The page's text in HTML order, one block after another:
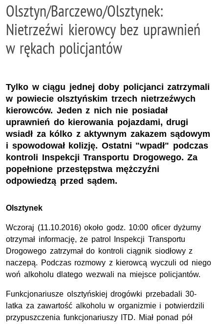
Olsztyn/Barczewo/Olsztynek:
Nietrzeźwi kierowcy bez uprawnień
w rękach policjantów
Tylko w ciągu jednej doby policjanci zatrzymali
w powiecie olsztyńskim trzech nietrzeźwych
kierowców. Jeden z nich nie posiadał
uprawnień do kierowania pojazdami, drugi
wsiadł za kólko z aktywnym zakazem sądowym
i spowodował kolizję. Ostatni "wpadł" podczas
kontroli Inspekcji Transportu Drogowego. Za
popełnione przestępstwa mężczyźni
odpowiedzą przed sądem.
Olsztynek
Wczoraj (11.10.2016) około godz. 10:00 oficer dyżurny
otrzymał informację, że patrol Inspekcji Transportu
Drogowego zatrzymał do kontroli ciągnik siodłowy z
naczepą. Podczas rozmowy z kierowcą wyczuli od niego
woń alkoholu dlatego wezwali na miejsce policjantów.
Funkcjonariusze olsztyńskiej drogówki przebadali 30-
latka za zawartość alkoholu w organizmie i potwierdzili
przypuszczenia funkcjonariuszy ITD. Miał ponad pół